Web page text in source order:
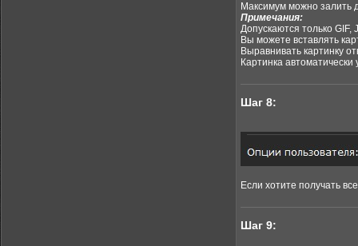
Максимум можно залить
Примечания:
Допускаются только
Вы можете вставлять
Выравнивать картинку
Картинка автоматически
Шаг 8:
Если хотите получать
Шаг 9: